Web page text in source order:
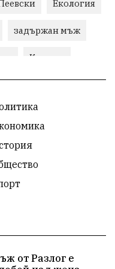
Екология
задържан мъж
Култура
съвет
алкохол
съвет
от Разлог е